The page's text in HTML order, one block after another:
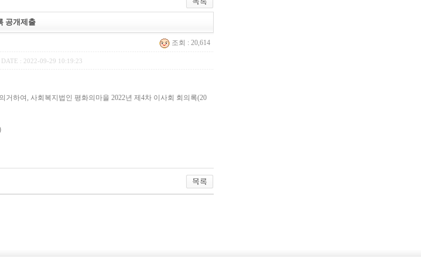
공개제출
조회 : 20,614
DATE : 2022-09-29 10:19:23
거하여, 사회복지법인 평화의마을 2022년 제4차 이사회 회의록(20